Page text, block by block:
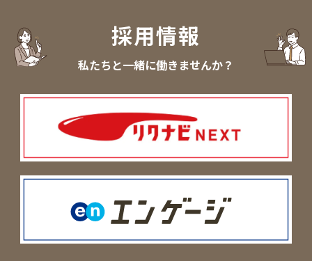
採用情報
私たちと一緒に働きませんか？